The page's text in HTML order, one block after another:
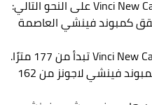
كمبوند فينشي العاصمة
شقق مميزة: تبدأ مساحة شقق كمبوند فينشي لاجونز من 162